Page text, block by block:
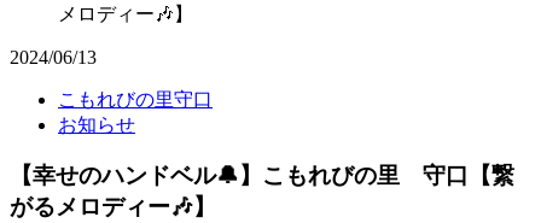
メロディー🎶】
2024/06/13
こもれびの里守口
お知らせ
【幸せのハンドベル🔔】こもれびの里 守口【繋
がるメロディー🎶】